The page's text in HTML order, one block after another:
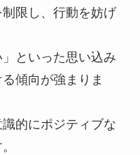
限し、行動を妨げ
といった思い込み
傾向が強まりま
的にポジティブな